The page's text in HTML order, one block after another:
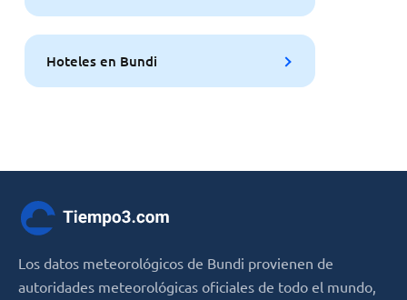
Hoteles en Bundi
Los datos meteorológicos de Bundi provienen de
autoridades meteorológicas oficiales de todo el mundo,